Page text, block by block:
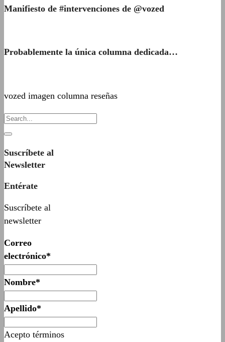
Manifiesto de #intervenciones de @vozed
Probablemente la única columna dedicada…
vozed imagen columna reseñas
Suscríbete al
Newsletter
Entérate
Suscríbete al
newsletter
Correo
electrónico*
Nombre*
Apellido*
Acepto términos